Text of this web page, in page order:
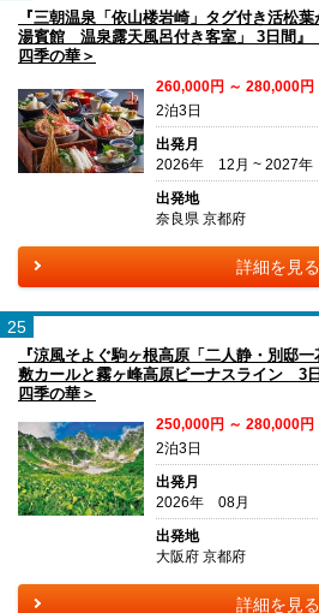
『三朝温泉「依山楼岩崎」タグ付き活松
湯賓館 温泉露天風呂付き客室」 3日間』
四季の華＞
260,000円 ～ 280,000円
2泊3日
出発月
2026年 12月 ~ 2027
出発地
奈良県 京都府
詳細を見る
25
『涼風そよぐ駒ヶ根高原「二人静・別邸
敷カールと霧ヶ峰高原ビーナスライン 3
四季の華＞
250,000円 ～ 280,000円
2泊3日
出発月
2026年 08月
出発地
大阪府 京都府
詳細を見る